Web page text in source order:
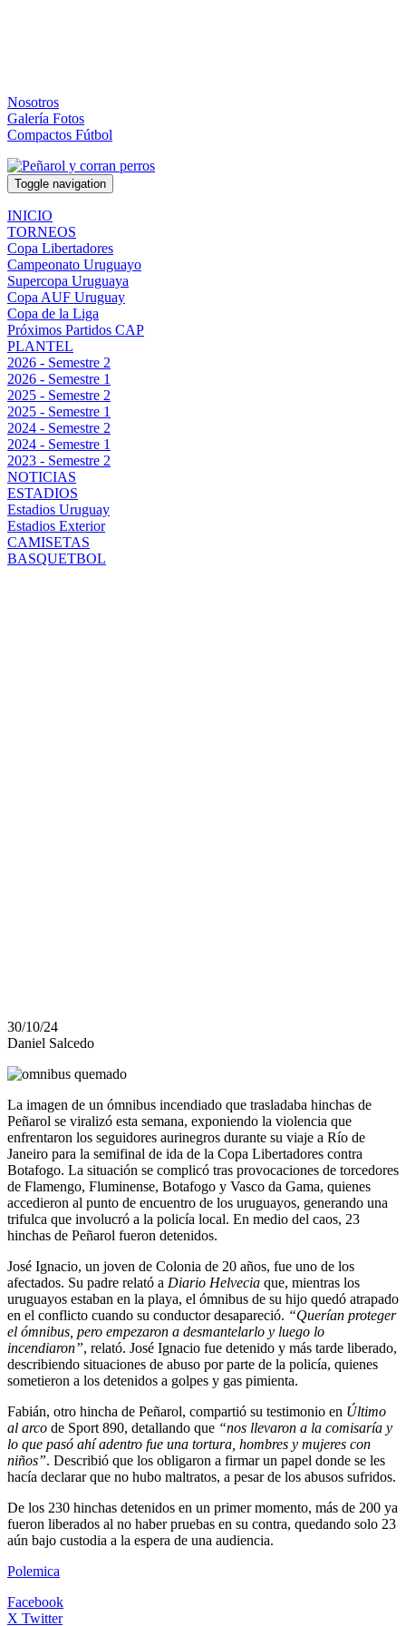
Nosotros
Galería Fotos
Compactos Fútbol
Toggle navigation
INICIO
TORNEOS
Copa Libertadores
Campeonato Uruguayo
Supercopa Uruguaya
Copa AUF Uruguay
Copa de la Liga
Próximos Partidos CAP
PLANTEL
2026 - Semestre 2
2026 - Semestre 1
2025 - Semestre 2
2025 - Semestre 1
2024 - Semestre 2
2024 - Semestre 1
2023 - Semestre 2
NOTICIAS
ESTADIOS
Estadios Uruguay
Estadios Exterior
CAMISETAS
BASQUETBOL
30/10/24
Daniel Salcedo
La imagen de un ómnibus incendiado que trasladaba hinchas de
Peñarol se viralizó esta semana, exponiendo la violencia que
enfrentaron los seguidores aurinegros durante su viaje a Río de
Janeiro para la semifinal de ida de la Copa Libertadores contra
Botafogo. La situación se complicó tras provocaciones de torcedores
de Flamengo, Fluminense, Botafogo y Vasco da Gama, quienes
accedieron al punto de encuentro de los uruguayos, generando una
trifulca que involucró a la policía local. En medio del caos, 23
hinchas de Peñarol fueron detenidos.
José Ignacio, un joven de Colonia de 20 años, fue uno de los
afectados. Su padre relató a Diario Helvecia que, mientras los
uruguayos estaban en la playa, el ómnibus de su hijo quedó atrapado
en el conflicto cuando su conductor desapareció. “Querían proteger
el ómnibus, pero empezaron a desmantelarlo y luego lo
incendiaron”, relató. José Ignacio fue detenido y más tarde liberado,
describiendo situaciones de abuso por parte de la policía, quienes
sometieron a los detenidos a golpes y gas pimienta.
Fabián, otro hincha de Peñarol, compartió su testimonio en Último
al arco de Sport 890, detallando que “nos llevaron a la comisaría y
lo que pasó ahí adentro fue una tortura, hombres y mujeres con
niños”. Describió que los obligaron a firmar un papel donde se les
hacía declarar que no hubo maltratos, a pesar de los abusos sufridos.
De los 230 hinchas detenidos en un primer momento, más de 200 ya
fueron liberados al no haber pruebas en su contra, quedando solo 23
aún bajo custodia a la espera de una audiencia.
Polemica
Facebook
X Twitter